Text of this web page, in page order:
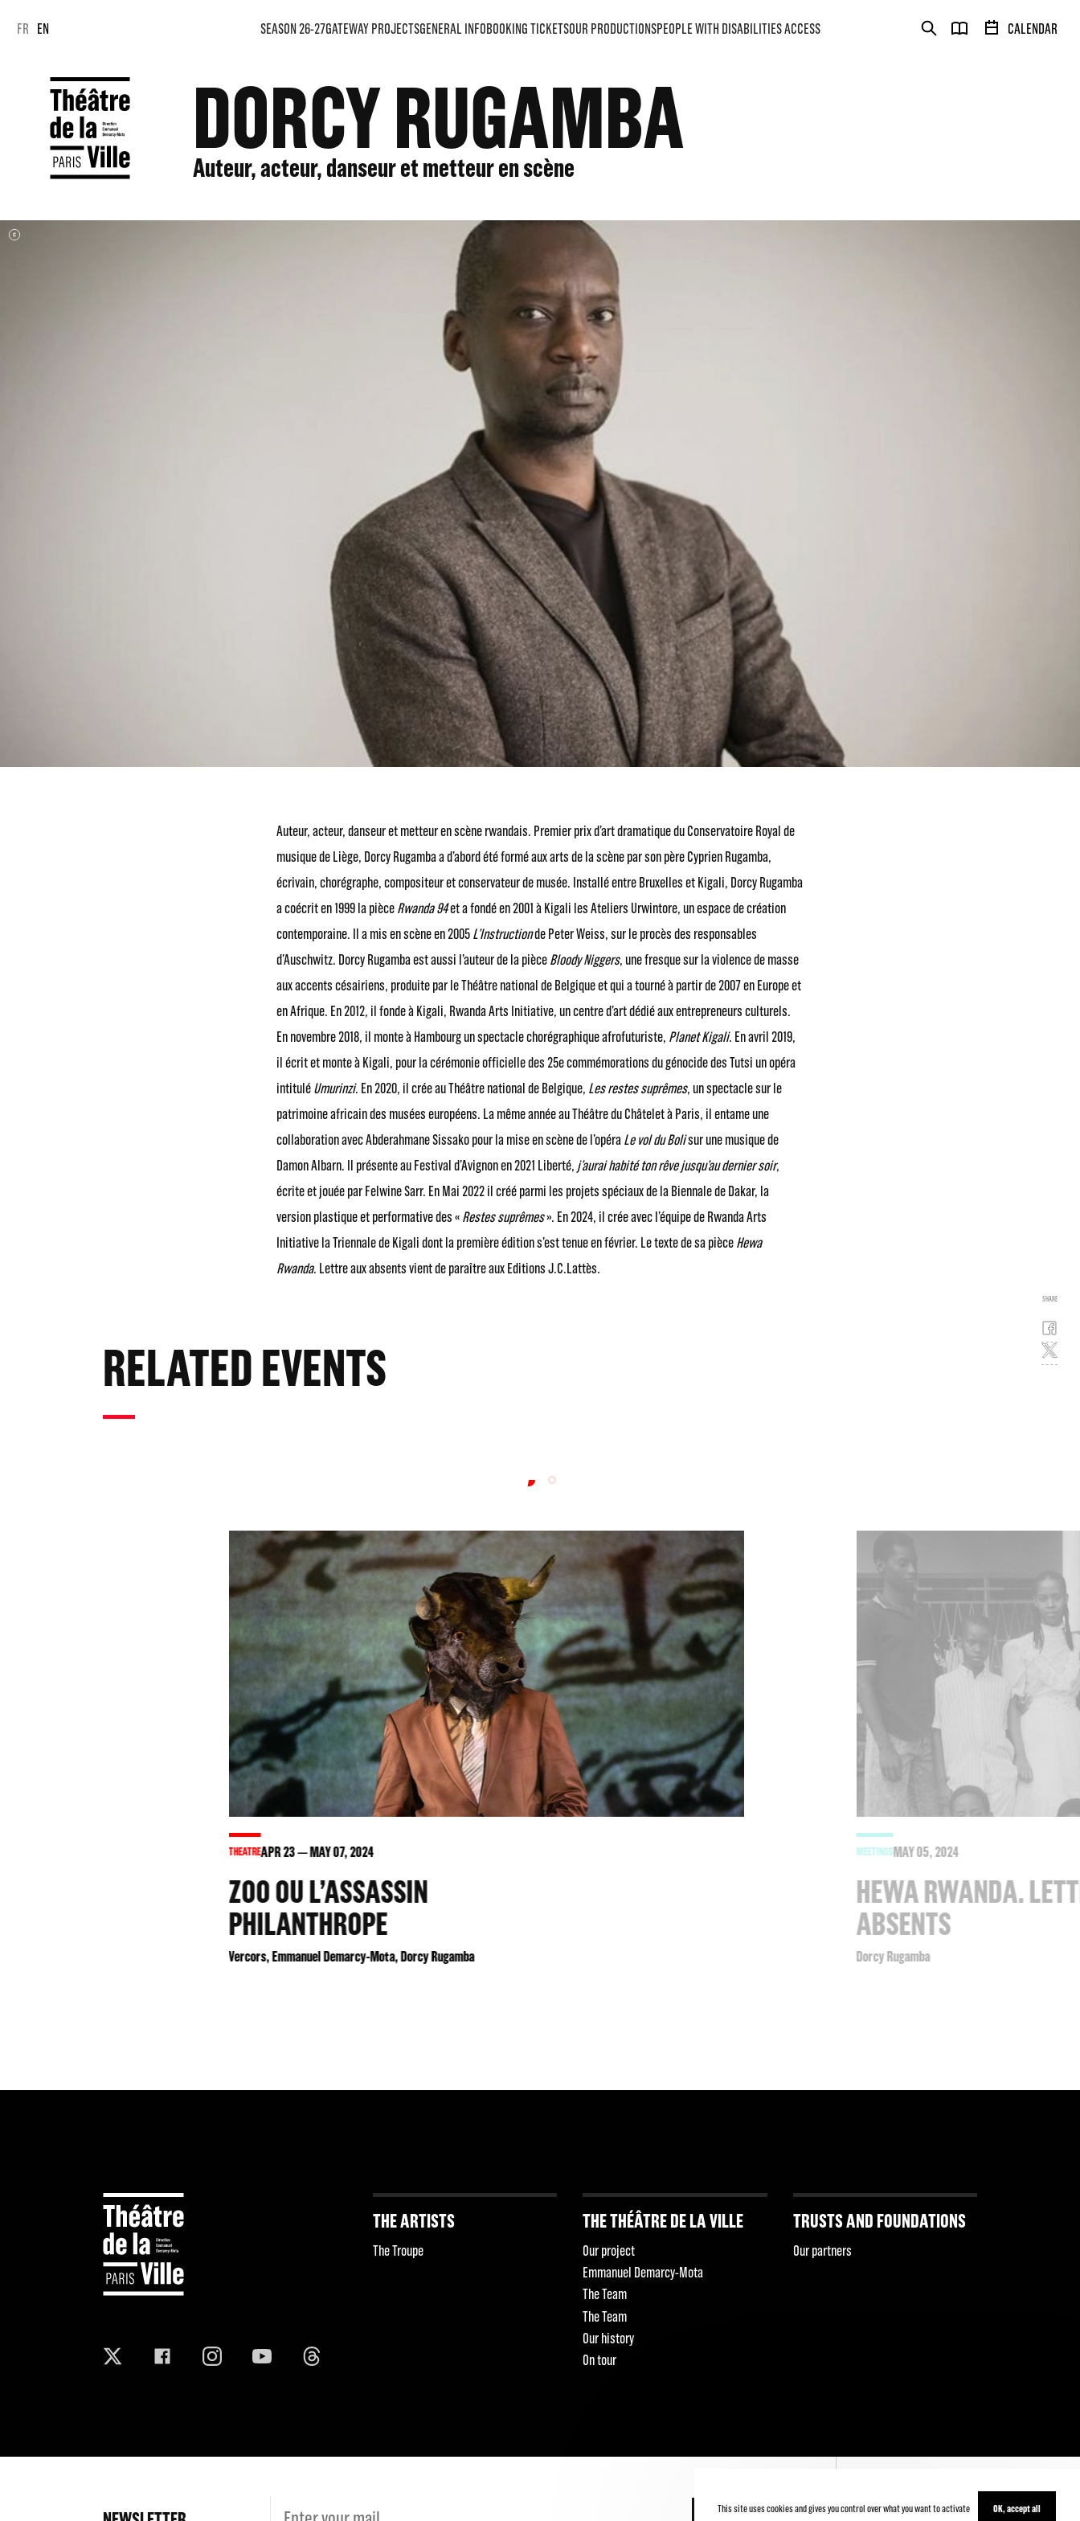
FR EN CALENDAR
SEASON 26-27GATEWAY PROJECTSGENERAL INFOBOOKING TICKETSOUR PRODUCTIONSPEOPLE WITH DISABILITIES ACCESS
DORCY RUGAMBA
Auteur, acteur, danseur et metteur en scène
SHARE
Auteur, acteur, danseur et metteur en scène rwandais. Premier prix d’art dramatique du Conservatoire Royal de
musique de Liège, Dorcy Rugamba a d’abord été formé aux arts de la scène par son père Cyprien Rugamba,
écrivain, chorégraphe, compositeur et conservateur de musée. Installé entre Bruxelles et Kigali, Dorcy Rugamba
a coécrit en 1999 la pièceRwanda 94et a fondé en 2001 à Kigali les Ateliers Urwintore, un espace de création
contemporaine. Il a mis en scène en 2005L’Instructionde Peter Weiss, sur le procès des responsables
d’Auschwitz. Dorcy Rugamba est aussi l’auteur de la pièceBloody Niggers, une fresque sur la violence de masse
aux accents césairiens, produite par le Théâtre national de Belgique et qui a tourné à partir de 2007 en Europe et
en Afrique. En 2012, il fonde à Kigali, Rwanda Arts Initiative, un centre d’art dédié aux entrepreneurs culturels.
En novembre 2018, il monte à Hambourg un spectacle chorégraphique afrofuturiste, Planet Kigali. En avril 2019,
il écrit et monte à Kigali, pour la cérémonie officielle des 25e commémorations du génocide des Tutsi un opéra
intituléUmurinzi. En 2020, il crée au Théâtre national de Belgique, Les restes suprêmes, un spectacle sur le
patrimoine africain des musées européens. La même année au Théâtre du Châtelet à Paris, il entame une
collaboration avec Abderahmane Sissako pour la mise en scène de l’opéraLe vol du Bolisur une musique de
Damon Albarn. Il présente au Festival d’Avignon en 2021 Liberté, j’aurai habité ton rêve jusqu’au dernier soir,
écrite et jouée par Felwine Sarr. En Mai 2022 il créé parmi les projets spéciaux de la Biennale de Dakar, la
version plastique et performative des «Restes suprêmes». En 2024, il crée avec l’équipe de Rwanda Arts
Initiative la Triennale de Kigali dont la première édition s’est tenue en février. Le texte de sa pièceHewa
Rwanda. Lettre aux absents vient de paraître aux Editions J.C.Lattès.
RELATED EVENTS
THEATREAPR23 MAY07, 2024
ZOO OU L’ASSASSIN
PHILANTHROPE
Vercors, Emmanuel Demarcy-Mota, Dorcy Rugamba
MEETINGSMAY05, 2024
HEWA RWANDA.
ABSENTS
Dorcy Rugamba
THE ARTISTS
The Troupe
THE THÉÂTRE DE LA VILLE
Our project
Emmanuel Demarcy-Mota
The Team
The Team
Our history
On tour
TRUSTS AND FOUNDATIONS
Our partners
This site uses cookies and gives you control over what you want to activate OK, accept all